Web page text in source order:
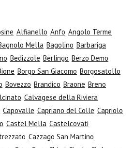
Alfianello Anfo Angolo Terme
Mella Bagolino Barbariga
Bedizzole Berlingo Berzo Demo
Borgo San Giacomo Borgosatollo
Bovezzo Brandico Braone Breno
Calvagese della Riviera
Capovalle Capriano del Colle Capriolo
Castel Mella Castelcovati
Cazzago San Martino